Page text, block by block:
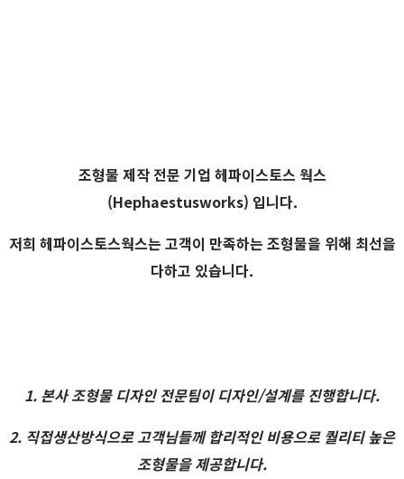
조형물 제작 전문 기업 헤파이스토스 웍스
(Hephaestusworks) 입니다.
저희 헤파이스토스웍스는 고객이 만족하는 조형물을 위해 최선을
다하고 있습니다.
1. 본사 조형물 디자인 전문팀이 디자인/설계를 진행합니다.
2. 직접생산방식으로 고객님들께 합리적인 비용으로 퀄리티 높은
조형물을 제공합니다.